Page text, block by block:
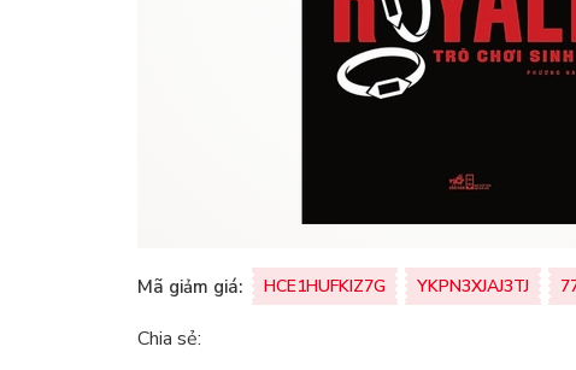
Mã giảm giá: HCE1HUFKIZ7G YKPN3XJAJ3TJ
Chia sẻ: